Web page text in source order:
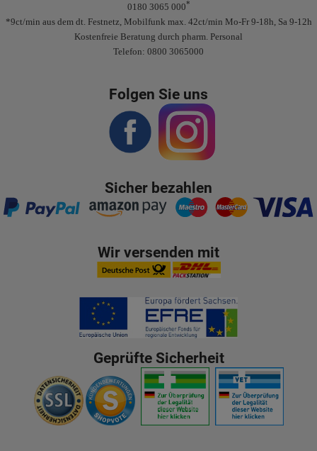
0180 3065 000*
*9ct/min aus dem dt. Festnetz, Mobilfunk max. 42ct/min Mo-Fr 9-18h, Sa 9-12h
Kostenfreie Beratung durch pharm. Personal
Telefon: 0800 3065000
Folgen Sie uns
Sicher bezahlen
Wir versenden mit
Geprüfte Sicherheit